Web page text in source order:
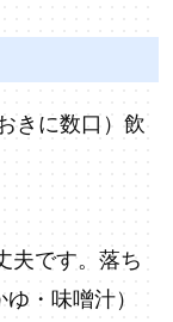
きに数口）飲
です。落ち
・味噌汁）